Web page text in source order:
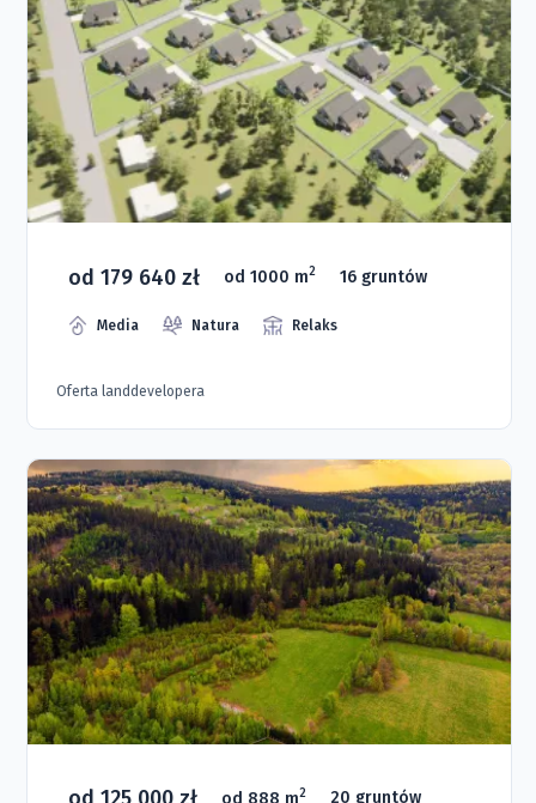
od 179 640 zł od 1000 m2 16 gruntów
Media Natura Relaks
Oferta landdevelopera
od 888 m2 20 gruntów